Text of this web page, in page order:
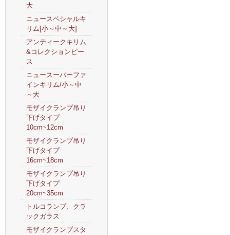
大
ニュースペシャルキ
リム[小～中～大]
アンティークキリム
&コレクションピー
ス
ニュースーパーファ
インキリム/小～中
～大
モザイクランプ吊り
下げタイプ
10cm~12cm
モザイクランプ吊り
下げタイプ
16cm~18cm
モザイクランプ吊り
下げタイプ
20cm~35cm
トルコランプ、クラ
ックガラス
モザイクランプスタ